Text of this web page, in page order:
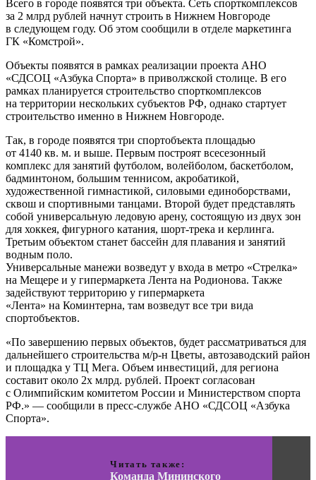
Всего в городе появятся три объекта. Сеть спорткомплексов
за 2 млрд рублей начнут строить в Нижнем Новгороде
в следующем году. Об этом сообщили в отделе маркетинга
ГК «Комстрой».
Объекты появятся в рамках реализации проекта АНО
«СДСОЦ «Азбука Спорта» в приволжской столице. В его
рамках планируется строительство спорткомплексов
на территории нескольких субъектов РФ, однако стартует
строительство именно в Нижнем Новгороде.
Так, в городе появятся три спортобъекта площадью
от 4140 кв. м. и выше. Первым построят всесезонный
комплекс для занятий футболом, волейболом, баскетболом,
бадминтоном, большим теннисом, акробатикой,
художественной гимнастикой, силовыми единоборствами,
сквош и спортивными танцами. Второй будет представлять
собой универсальную ледовую арену, состоящую из двух зон
для хоккея, фигурного катания, шорт-трека и керлинга.
Третьим объектом станет бассейн для плавания и занятий
водным поло.
Универсальные манежи возведут у входа в метро «Стрелка»
на Мещере и у гипермаркета Лента на Родионова. Также
задействуют территорию у гипермаркета
«Лента» на Коминтерна, там возведут все три вида
спортобъектов.
«По завершению первых объектов, будет рассматриваться для
дальнейшего строительства м/р-н Цветы, автозаводский район
и площадка у ТЦ Мега. Объем инвестиций, для региона
составит около 2х млрд. рублей. Проект согласован
с Олимпийским комитетом России и Министерством спорта
РФ.» — сообщили в пресс-службе АНО «СДСОЦ «Азбука
Спорта».
Читать также:
Команда Мининского